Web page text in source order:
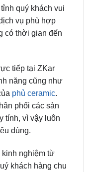
có thời gian đến
tiếp tại ZKar
phủ ceramic
phối các sản
tính, vì vậy luôn
dùng.
nghiệm từ